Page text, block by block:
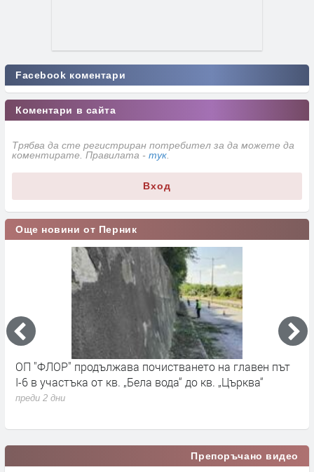
Facebook коментари
Коментари в сайта
Трябва да сте регистриран потребител за да можете да
коментирате. Правилата - тук.
Вход
Още новини от Перник
ОП "ФЛОР" продължава почистването на главен път
I-6 в участъка от кв. „Бела вода“ до кв. „Църква“
преди 2 дни
Препоръчано видео